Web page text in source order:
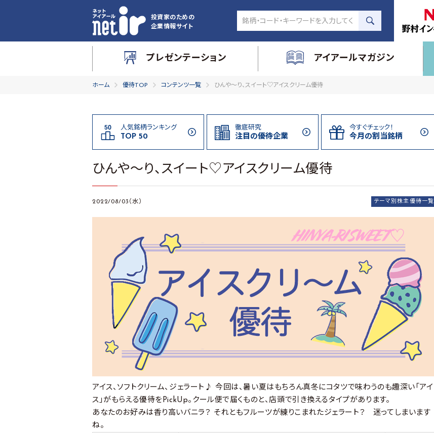
投資家のための
企業情報サイト
プレゼンテーション アイアールマガジン
ホーム 優待TOP コンテンツ一覧 ひんや～り、スイート♡アイスクリーム優待
人気銘柄ランキング
TOP 50
徹底研究
注目の優待企業
今すぐチェック！
今月の割当銘柄
ひんや～り、スイート♡アイスクリーム優待
2022/08/03（水） テーマ別株主優待一覧
アイス、ソフトクリーム、ジェラート♪ 今回は、暑い夏はもちろん真冬にコタツで味わうのも趣深い「アイ
ス」がもらえる優待をPickUp。クール便で届くものと、店頭で引き換えるタイプがあります。
あなたのお好みは香り高いバニラ？ それともフルーツが練りこまれたジェラート？ 迷ってしまいます
ね。